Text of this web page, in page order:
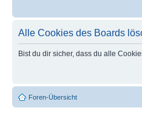
Alle Cookies des Boards
Bist du dir sicher, dass du alle
Foren-Übersicht